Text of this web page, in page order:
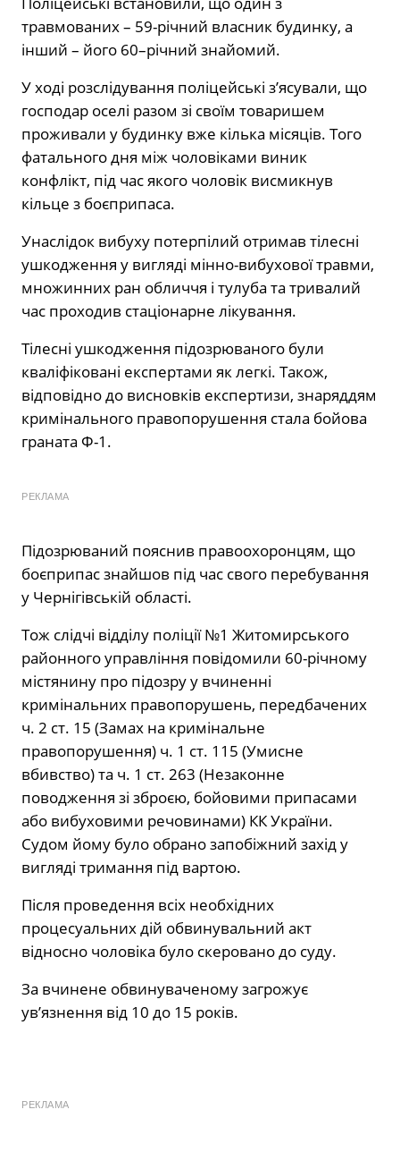
травмованих – 59-річний власник будинку, а
інший – його 60–річний знайомий.
У ході розслідування поліцейські з’ясували, що
господар оселі разом зі своїм товаришем
проживали у будинку вже кілька місяців. Того
фатального дня між чоловіками виник
конфлікт, під час якого чоловік висмикнув
кільце з боєприпаса.
Унаслідок вибуху потерпілий отримав тілесні
ушкодження у вигляді мінно-вибухової травми,
множинних ран обличчя і тулуба та тривалий
час проходив стаціонарне лікування.
Тілесні ушкодження підозрюваного були
кваліфіковані експертами як легкі. Також,
відповідно до висновків експертизи, знаряддям
кримінального правопорушення стала бойова
граната Ф-1.
РЕКЛАМА
Підозрюваний пояснив правоохоронцям, що
боєприпас знайшов під час свого перебування
у Чернігівській області.
Тож слідчі відділу поліції №1 Житомирського
районного управління повідомили 60-річному
містянину про підозру у вчиненні
кримінальних правопорушень, передбачених
ч. 2 ст. 15 (Замах на кримінальне
правопорушення) ч. 1 ст. 115 (Умисне
вбивство) та ч. 1 ст. 263 (Незаконне
поводження зі зброєю, бойовими припасами
або вибуховими речовинами) КК України.
Судом йому було обрано запобіжний захід у
вигляді тримання під вартою.
Після проведення всіх необхідних
процесуальних дій обвинувальний акт
відносно чоловіка було скеровано до суду.
За вчинене обвинуваченому загрожує
ув’язнення від 10 до 15 років.
РЕКЛАМА